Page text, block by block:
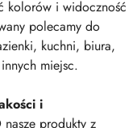
kolorów i widoczność
polecamy do
kuchni, biura,
miejsc.
i
nasze produkty z